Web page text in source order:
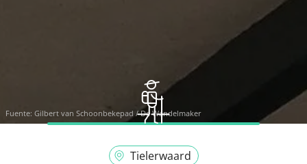
Fuente: Gilbert van Schoonbekepad / De Wandelmaker
Tielerwaard